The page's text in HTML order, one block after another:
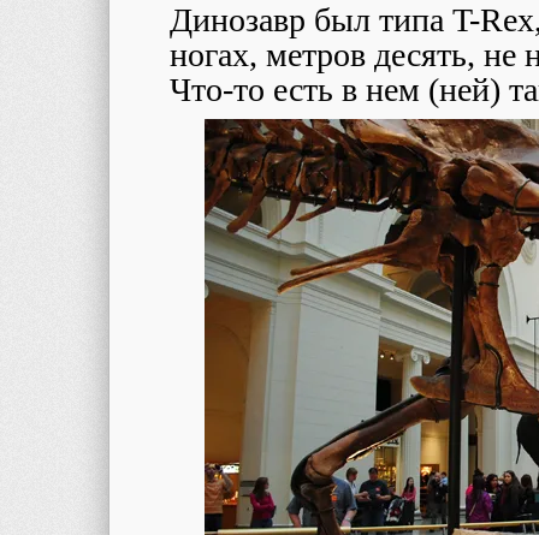
Динозавр был типа T-
ногах, метров десять,
Что-то есть в нем (ней)